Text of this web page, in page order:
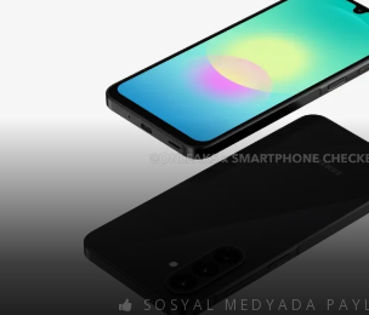
SOSYAL MEDYADA